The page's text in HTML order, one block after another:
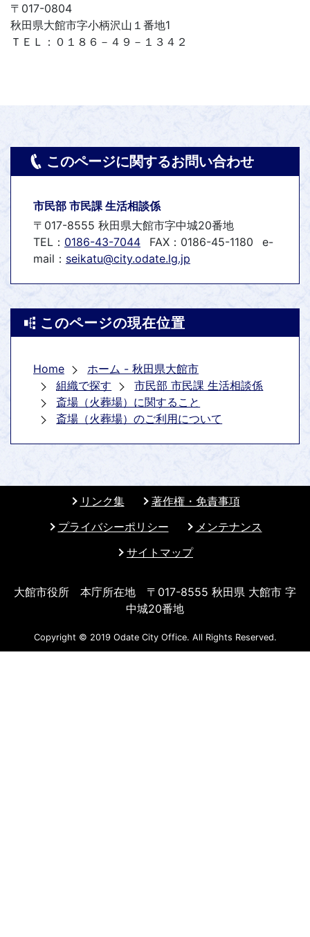
〒017-0804
秋田県大館市字小柄沢山１番地1
ＴＥＬ：０１８６－４９－１３４２
このページに関するお問い合わせ
市民部 市民課 生活相談係
〒017-8555 秋田県大館市字中城20番地
TEL： 0186-43-7044 FAX：0186-45-1180
e-
mail： seikatu@city.odate.lg.jp
このページの現在位置
Home
ホーム - 秋田県大館市
組織で探す
市民部 市民課 生活相談係
斎場（火葬場）に関すること
斎場（火葬場）のご利用について
リンク集
著作権・免責事項
プライバシーポリシー
メンテナンス
サイトマップ
大館市役所 本庁所在地 〒017-8555 秋田県 大館市 字
中城20番地
Copyright © 2019 Odate City Office. All Rights Reserved.